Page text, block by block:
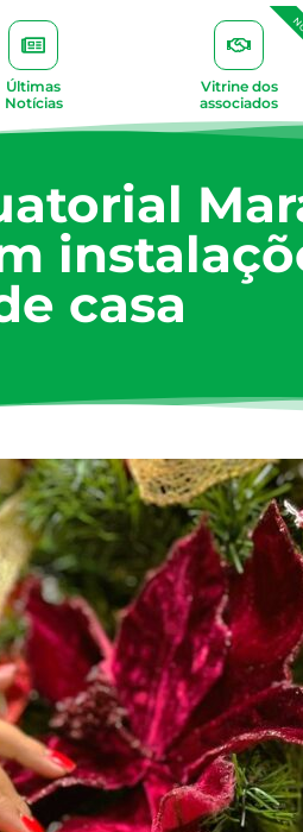
Últimas
Notícias
Vitrine dos
associados
casa